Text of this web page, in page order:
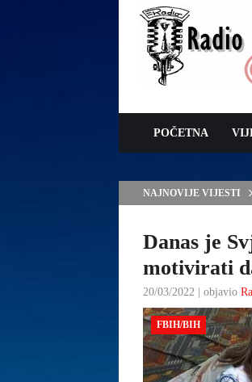
POČETNA
NAJNOVIJE VIJESTI
Danas je
motivirati
20/03/2022 | objavio
FBIH/BIH